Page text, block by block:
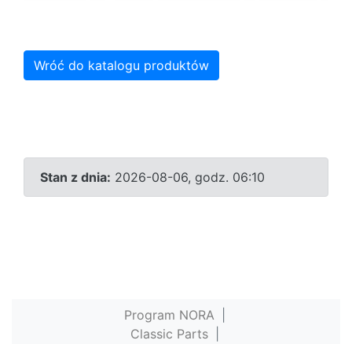
Wróć do katalogu produktów
Stan z dnia: 2026-08-06, godz. 06:10
Program NORA
Classic Parts